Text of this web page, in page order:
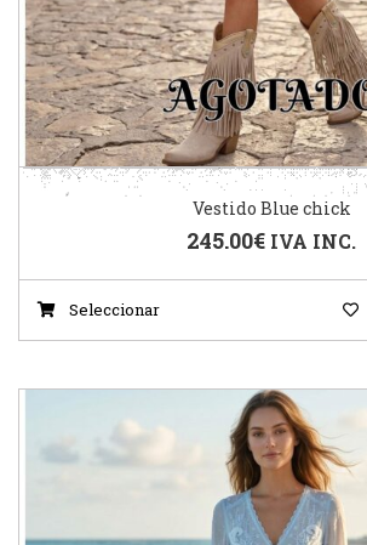
Vestido Blue chick
245.00€ IVA INC.
Seleccionar